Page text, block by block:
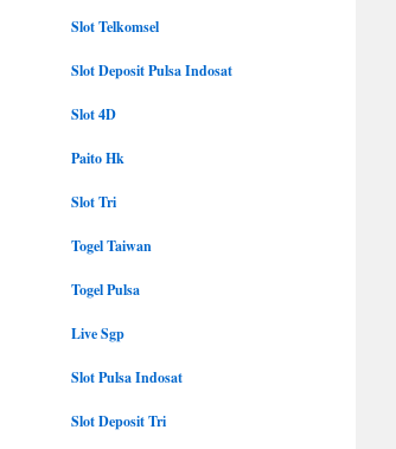
Slot Telkomsel
Slot Deposit Pulsa Indosat
Slot 4D
Paito Hk
Slot Tri
Togel Taiwan
Togel Pulsa
Live Sgp
Slot Pulsa Indosat
Slot Deposit Tri